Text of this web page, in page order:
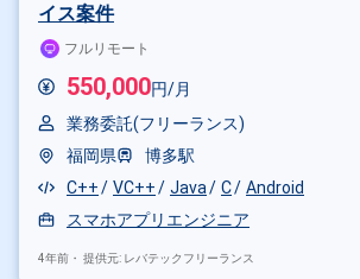
イス案件
フルリモート
550,000円/月
業務委託(フリーランス)
福岡県
博多駅
C++
VC++ Java C
Android
スマホアプリエンジニア
4年前・ 提供元: レバテックフリーランス